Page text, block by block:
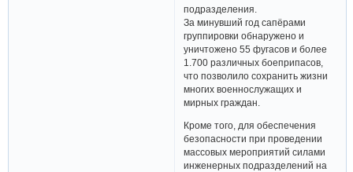
подразделения.
За минувший год сапёрами
группировки обнаружено и
уничтожено 55 фугасов и более
1.700 различных боеприпасов,
что позволило сохранить жизни
многих военнослужащих и
мирных граждан.
Кроме того, для обеспечения
безопасности при проведении
массовых мероприятий силами
инженерных подразделений на